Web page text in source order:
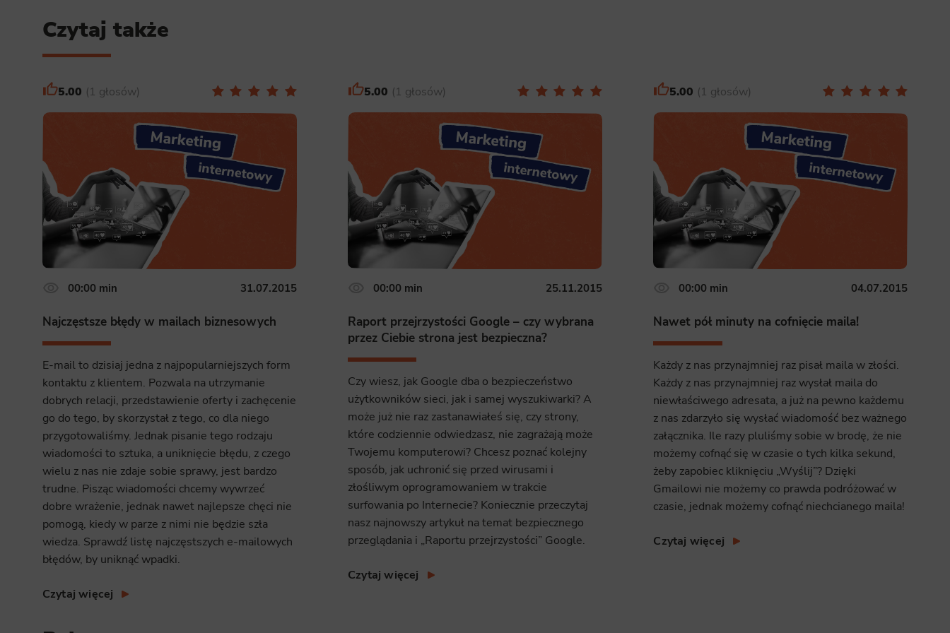
Marketing
Scope responsible for displaying personalized ads that may be of interest to the user based on browsing history and habits and
demographic criteria. Also, third-party files that, in conjunction with files installed while browsing other websites, profile the user,
providing him or her with the marketing, advertising and retargeting content deemed most appropriate.
Czytaj także
5.00 1 głosów
00:00 min 31.07.2015
Najczęstsze błędy w mailach biznesowych
E-mail to dzisiaj jedna z najpopularniejszych form
kontaktu z klientem. Pozwala na utrzymanie
dobrych relacji, przedstawienie oferty i zachęcenie
go do tego, by skorzystał z tego, co dla niego
przygotowaliśmy. Jednak pisanie tego rodzaju
wiadomości to sztuka, a uniknięcie błędu, z czego
wielu z nas nie zdaje sobie sprawy, jest bardzo
trudne. Pisząc wiadomości chcemy wywrzeć
dobre wrażenie, jednak nawet najlepsze chęci nie
pomogą, kiedy w parze z nimi nie będzie szła
wiedza. Sprawdź listę najczęstszych e-mailowych
błędów, by uniknąć wpadki.
Czytaj więcej
5.00 1 głosów
00:00 min 25.11.2015
Raport przejrzystości Google – czy wybrana
przez Ciebie strona jest bezpieczna?
Czy wiesz, jak Google dba o bezpieczeństwo
użytkowników sieci, jak i samej wyszukiwarki? A
może już nie raz zastanawiałeś się, czy strony,
które codziennie odwiedzasz, nie zagrażają może
Twojemu komputerowi? Chcesz poznać kolejny
sposób, jak uchronić się przed wirusami i
złośliwym oprogramowaniem w trakcie
surfowania po Internecie? Koniecznie przeczytaj
nasz najnowszy artykuł na temat bezpiecznego
przeglądania i „Raportu przejrzystości” Google.
Czytaj więcej
5.00 1 głosów
00:00 min 04.07.2015
Nawet pół minuty na cofnięcie maila!
Każdy z nas przynajmniej raz pisał maila w złości.
Każdy z nas przynajmniej raz wysłał maila do
niewłaściwego adresata, a już na pewno każdemu
z nas zdarzyło się wysłać wiadomość bez ważnego
załącznika. Ile razy pluliśmy sobie w brodę, że nie
możemy cofnąć się w czasie o tych kilka sekund,
żeby zapobiec kliknięciu „Wyślij”? Dzięki
Gmailowi nie możemy co prawda podróżować w
czasie, jednak możemy cofnąć niechcianego maila!
Czytaj więcej